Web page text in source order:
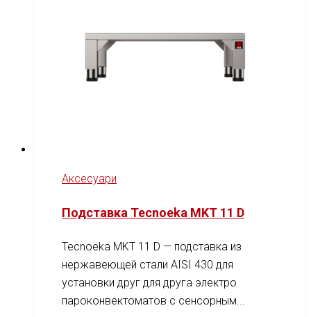
Аксесуари
Подставка Tecnoeka MKT 11 D
Tecnoeka MKT 11 D — подставка из
нержавеющей стали AISI 430 для
установки друг для друга электро
пароконвектоматов с сенсорным...